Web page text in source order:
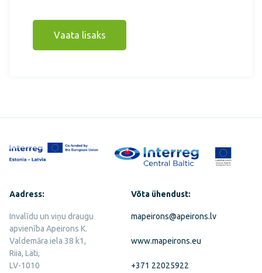
Vaata lisaks
Aadress:
Invalīdu un viņu draugu
apvienība Apeirons K.
Valdemāra iela 38 k1,
Riia, Läti,
LV-1010
Võta ühendust:
mapeirons@apeirons.lv
www.mapeirons.eu
+371 22025922